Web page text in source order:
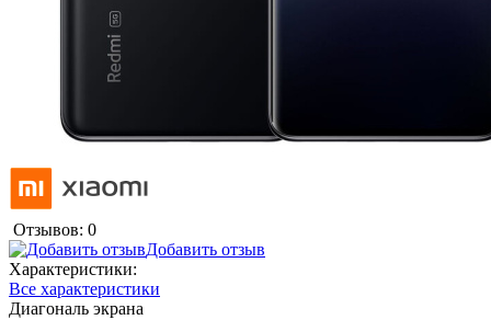
Отзывов: 0
Добавить отзыв
Характеристики:
Все характеристики
Диагональ экрана